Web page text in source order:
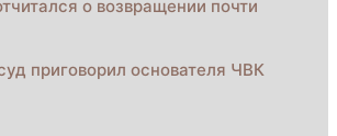
о возвращении почти
приговорил основателя ЧВК